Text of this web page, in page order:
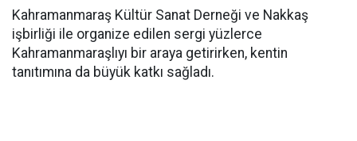
Kahramanmaraş Kültür Sanat Derneği ve Nakkaş
işbirliği ile organize edilen sergi yüzlerce
Kahramanmaraşlıyı bir araya getirirken, kentin
tanıtımına da büyük katkı sağladı.